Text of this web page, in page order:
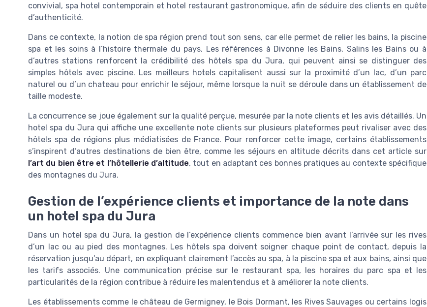
convivial, spa hotel contemporain et hotel restaurant gastronomique, afin de séduire des clients en quête
d’authenticité.
Dans ce contexte, la notion de spa région prend tout son sens, car elle permet de relier les bains, la piscine
spa et les soins à l’histoire thermale du pays. Les références à Divonne les Bains, Salins les Bains ou à
d’autres stations renforcent la crédibilité des hôtels spa du Jura, qui peuvent ainsi se distinguer des
simples hôtels avec piscine. Les meilleurs hotels capitalisent aussi sur la proximité d’un lac, d’un parc
naturel ou d’un chateau pour enrichir le séjour, même lorsque la nuit se déroule dans un établissement de
taille modeste.
La concurrence se joue également sur la qualité perçue, mesurée par la note clients et les avis détaillés. Un
hotel spa du Jura qui affiche une excellente note clients sur plusieurs plateformes peut rivaliser avec des
hôtels spa de régions plus médiatisées de France. Pour renforcer cette image, certains établissements
s’inspirent d’autres destinations de bien être, comme les séjours en altitude décrits dans cet article sur
l’art du bien être et l’hôtellerie d’altitude, tout en adaptant ces bonnes pratiques au contexte spécifique
des montagnes du Jura.
Gestion de l’expérience clients et importance de la note dans
un hotel spa du Jura
Dans un hotel spa du Jura, la gestion de l’expérience clients commence bien avant l’arrivée sur les rives
d’un lac ou au pied des montagnes. Les hôtels spa doivent soigner chaque point de contact, depuis la
réservation jusqu’au départ, en expliquant clairement l’accès au spa, à la piscine spa et aux bains, ainsi que
les tarifs associés. Une communication précise sur le restaurant spa, les horaires du parc spa et les
particularités de la région contribue à réduire les malentendus et à améliorer la note clients.
Les établissements comme le château de Germigney, le Bois Dormant, les Rives Sauvages ou certains logis